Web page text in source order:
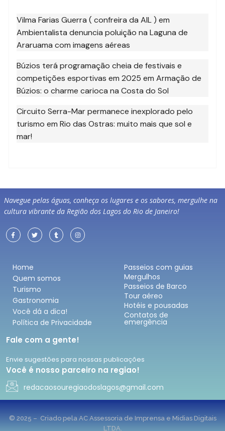
Vilma Farias Guerra ( confreira da AIL ) em
Ambientalista denuncia poluição na Laguna de
Araruama com imagens aéreas
Búzios terá programação cheia de festivais e
competições esportivas em 2025 emArmação de
Búzios: o charme carioca na Costa do Sol
Circuito Serra-Mar permanece inexplorado pelo
turismo emRio das Ostras: muito mais que sol e
mar!
Navegue pelas águas, conheça os lugares e os sabores, mergulhe na
cultura vibrante da Região dos Lagos do Rio de Janeiro!
Home
Quem somos
Turismo
Gastronomia
Você dá a dica!
Política de Privacidade
Passeios com guias
Mergulhos
Passeios de Barco
Tour aéreo
Hotéis e pousadas
Contatos de
emergência
Fale com a gente!
Envie sugestões para nossas publicações
Você é nosso parceiro na regiao!
redacaosouregiaodoslagos@gmail.com
© 2025 – Criado pela AC Assessoria de Imprensa e Midias Digitais
LTDA.